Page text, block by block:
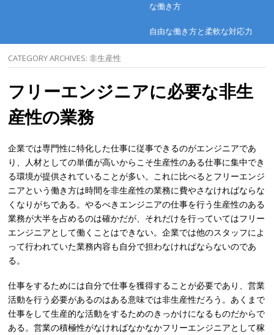
な働き方
自由な働き方と柔軟な対応力
CATEGORY ARCHIVES: 非生産性
フリーエンジニアに必要な非生
産性の業務
企業では専門性に特化した仕事に従事できるのがエンジニアであ
り、人材としての単価が高いからこそ生産性のある仕事に集中でき
る環境が提供されていることが多い。これに比べるとフリーエンジ
ニアという働き方は時間を非生産性の業務に費やさなければならな
くなりがちである。やるべきエンジニアの仕事を行う生産性のある
業務が大半を占めるのは確かだが、それだけを行っていてはフリー
エンジニアとして働くことはできない。企業では他のスタッフによ
って行われていた業務内容も自分で担わなければならないのであ
る。
仕事をするためには自分で仕事を獲得することが必要であり、営業
活動を行う必要があるのはある意味では非生産性だろう。あくまで
仕事をして生産的な活動をするためのきっかけになるものだからで
ある。営業の積極性がなければなかなかフリーエンジニアとして稼